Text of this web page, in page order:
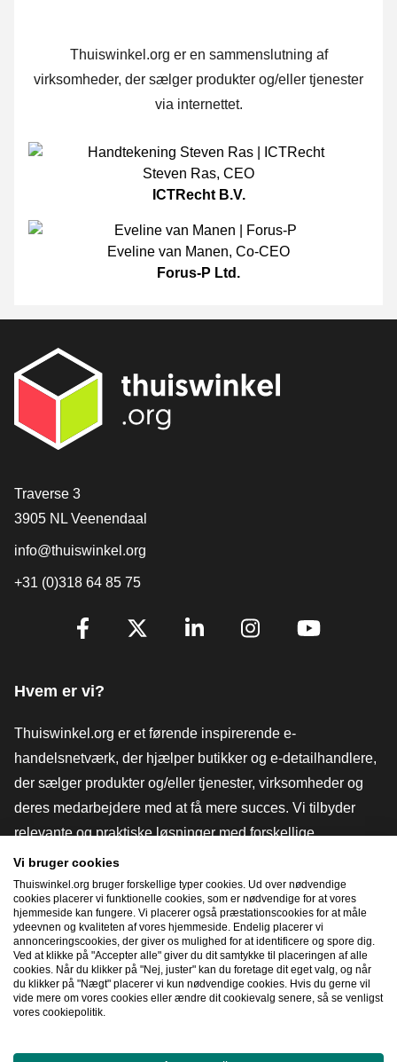
Thuiswinkel.org er en sammenslutning af
virksomheder, der sælger produkter og/eller tjenester
via internettet.
Steven Ras, CEO
ICTRecht B.V.
Eveline van Manen, Co-CEO
Forus-P Ltd.
[_General:Contact]
Traverse 3
3905 NL Veenendaal
info@thuiswinkel.org
+31 (0)318 64 85 75
[_General:SocialMediaTitle]
Hvem er vi?
Thuiswinkel.org er et førende inspirerende e-
handelsnetværk, der hjælper butikker og e-detailhandlere,
der sælger produkter og/eller tjenester, virksomheder og
deres medarbejdere med at få mere succes. Vi tilbyder
relevante og praktiske løsninger med forskellige
tillidsmærker, Thuiswinkel-anmeldelser, juridiske værktøjer
og rådgivning, fortalervirksomhed, markedsundersøgelser
og har vores egen uddannelsesplatform, Thuiswinkel e-
Academy.
Naviger hurtigt
Vi bruger cookies
Thuiswinkel.org bruger forskellige typer cookies. Ud over nødvendige
cookies placerer vi funktionelle cookies, som er nødvendige for at vores
hjemmeside kan fungere. Vi placerer også præstationscookies for at måle
ydeevnen og kvaliteten af ​​vores hjemmeside. Endelig placerer vi
annonceringscookies, der giver os mulighed for at identificere og spore dig.
Ved at klikke på "Accepter alle" giver du dit samtykke til placeringen af ​​alle
cookies. Når du klikker på "Nej, juster" kan du foretage dit eget valg, og når
du klikker på "Nægt" placerer vi kun nødvendige cookies. Hvis du gerne vil
vide mere om vores cookies eller ændre dit cookievalg senere, så se venligst
vores cookiepolitik.